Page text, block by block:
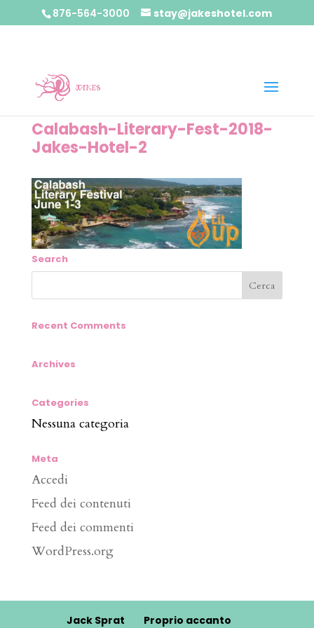
876-564-3000 stay@jakeshotel.com
Calabash-Literary-Fest-2018-
Jakes-Hotel-2
Search
Recent Comments
Archives
Categories
Nessuna categoria
Meta
Accedi
Feed dei contenuti
Feed dei commenti
WordPress.org
Jack Sprat Proprio accanto